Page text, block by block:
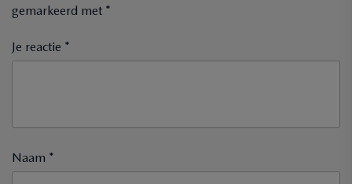
gemarkeerd met *
Je reactie *
Naam *